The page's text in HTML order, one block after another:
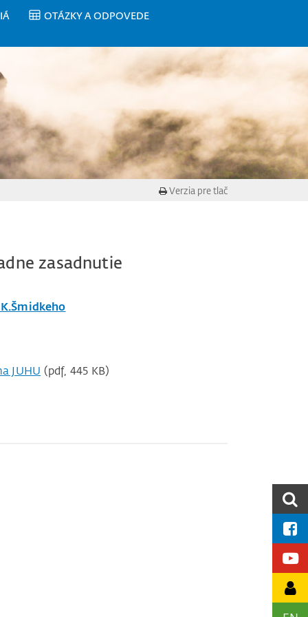
OTÁZKY A ODPOVEDE
Verzia pre tlač
zasadnutie
JUHU (pdf, 445 KB)